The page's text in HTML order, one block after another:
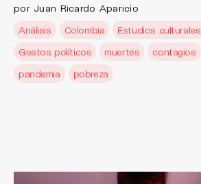
por Juan Ricardo Aparicio
Análisis
Colombia
Estudios culturales
Gestos políticos
muertes contagios
pandemia
pobreza